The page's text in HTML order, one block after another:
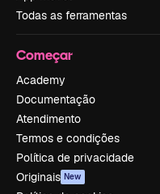
Todas as ferramentas
Começar
Academy
Documentação
Atendimento
Termos e condições
Política de privacidade
Originais New